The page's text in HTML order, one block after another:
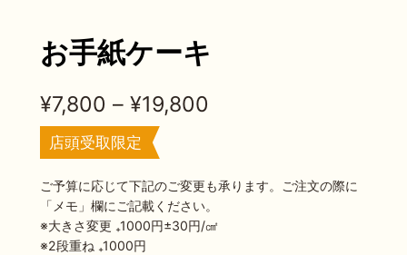
お手紙ケーキ
¥7,800 – ¥19,800
:
¥
店頭受取限定
ご予算に応じて下記のご変更も承ります。ご注文の際に
「メモ」欄にご記載ください。
※大きさ変更 ₊1000円±30円/㎠
※2段重ね ₊1000円